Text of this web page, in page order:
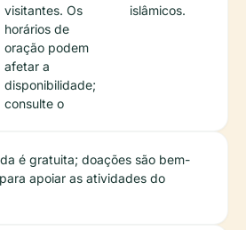
visitantes. Os
horários de
oração podem
afetar a
disponibilidade;
consulte o
islâmicos.
é gratuita; doações são bem-
apoiar as atividades do